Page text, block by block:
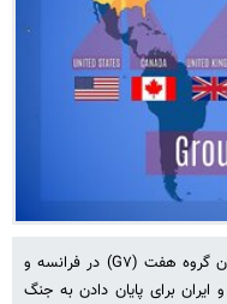
فرانس ۲۴ در گزارشی به برگزاری نشست سران گروه هفت (G۷) در فرانسه و
ایران برای پایان دادن به جنگ